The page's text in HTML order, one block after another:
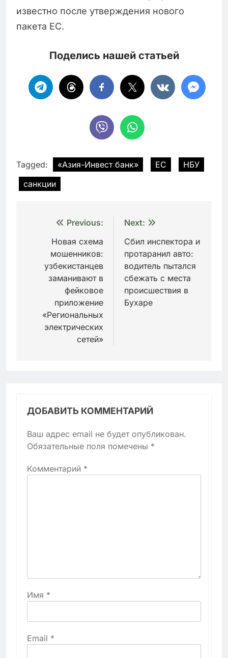
известно после утверждения нового
пакета ЕС.
Поделись нашей статьей
Tagged: «Азия-Инвест банк» ЕС
НБУ
санкции
Навигация
записям
Previous:
Новая схема
мошенников:
узбекистанцев
заманивают в
фейковое
приложение
«Региональных
электрических
сетей»
Next:
Сбил инспектора и
протаранил авто:
водитель пытался
сбежать с места
происшествия в
Бухаре
ДОБАВИТЬ КОММЕНТАРИЙ
Ваш адрес email не будет опубликован.
Обязательные поля помечены *
Комментарий *
Имя *
Email *